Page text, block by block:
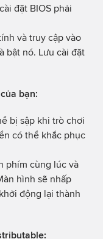
đặt BIOS phải
và truy cập vào
bật nó. Lưu cài đặt
bạn:
bị sập khi trò chơi
có thể khắc phục
phím cùng lúc và
hình sẽ nhấp
động lại thành